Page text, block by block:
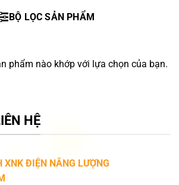
BỘ LỌC SẢN PHẨM
phẩm nào khớp với lựa chọn của bạn.
HỆ
XNK ĐIỆN NĂNG LƯỢNG